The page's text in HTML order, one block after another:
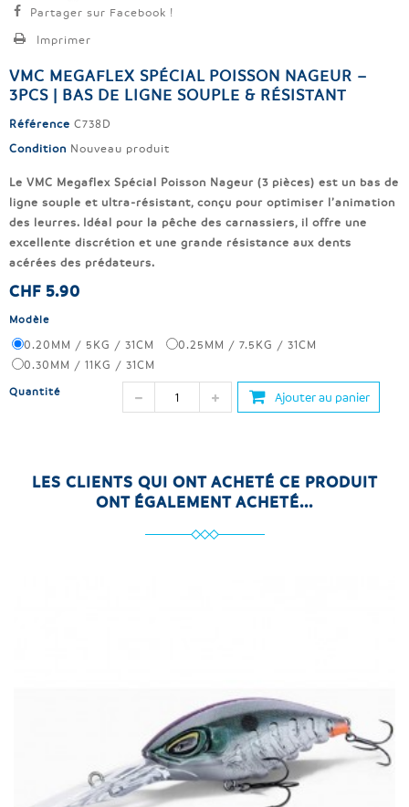
Partager sur Facebook !
Imprimer
VMC MEGAFLEX SPÉCIAL POISSON NAGEUR –
3PCS | BAS DE LIGNE SOUPLE & RÉSISTANT
Référence C738D
Condition Nouveau produit
Le VMC Megaflex Spécial Poisson Nageur (3 pièces) est un bas de
ligne souple et ultra-résistant, conçu pour optimiser l’animation
des leurres. Idéal pour la pêche des carnassiers, il offre une
excellente discrétion et une grande résistance aux dents
acérées des prédateurs.
CHF 5.90
Modèle
0.20MM / 5KG / 31CM
0.25MM / 7.5KG / 31CM
0.30MM / 11KG / 31CM
Quantité Ajouter au panier
LES CLIENTS QUI ONT ACHETÉ CE PRODUIT
ONT ÉGALEMENT ACHETÉ...